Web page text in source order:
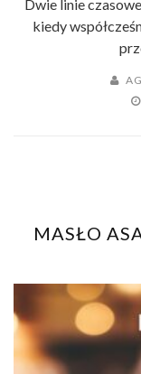
Dwie linie
kiedy
MASŁO